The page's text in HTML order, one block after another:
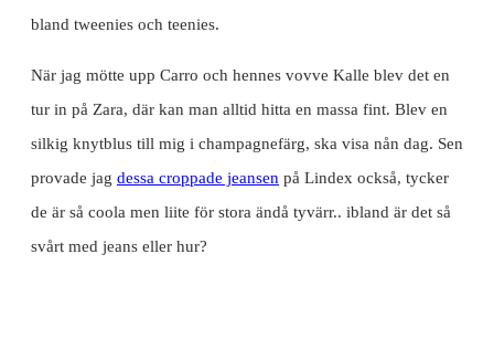
bland tweenies och teenies.
När jag mötte upp Carro och hennes vovve Kalle blev det en
tur in på Zara, där kan man alltid hitta en massa fint. Blev en
silkig knytblus till mig i champagnefärg, ska visa nån dag. Sen
provade jag dessa croppade jeansen på Lindex också, tycker
de är så coola men liite för stora ändå tyvärr.. ibland är det så
svårt med jeans eller hur?